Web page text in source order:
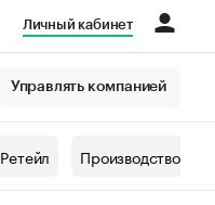
Личный кабинет
Управлять компанией
Ретейл Производство